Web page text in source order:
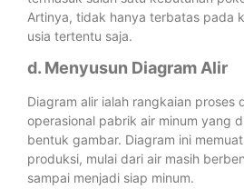
Artinya, tidak hanya terbatas pada
usia tertentu saja.
d. Menyusun Diagram Alir
Diagram alir ialah rangkaian proses
operasional pabrik air minum yang
bentuk gambar. Diagram ini
produksi, mulai dari air masih
sampai menjadi siap minum.